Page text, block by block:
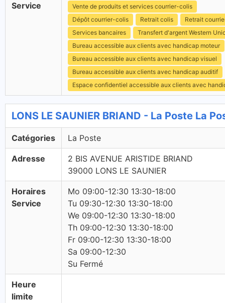
Service
Vente de produits et services courrier-colis
Dépôt courrier-colis
Retrait colis
Retrait
Services bancaires
Transfert d'argent Western
Bureau accessible aux clients avec handicap moteur
Bureau accessible aux clients avec handicap visuel
Bureau accessible aux clients avec handicap auditif
Espace confidentiel accessible aux clients avec
LONS LE SAUNIER BRIAND - La Poste La
Catégories La Poste
Adresse
2 BIS AVENUE ARISTIDE BRIAND
39000 LONS LE SAUNIER
Horaires
Service
Mo 09:00-12:30 13:30-18:00
Tu 09:30-12:30 13:30-18:00
We 09:00-12:30 13:30-18:00
Th 09:00-12:30 13:30-18:00
Fr 09:00-12:30 13:30-18:00
Sa 09:00-12:30
Su Fermé
Heure
limite